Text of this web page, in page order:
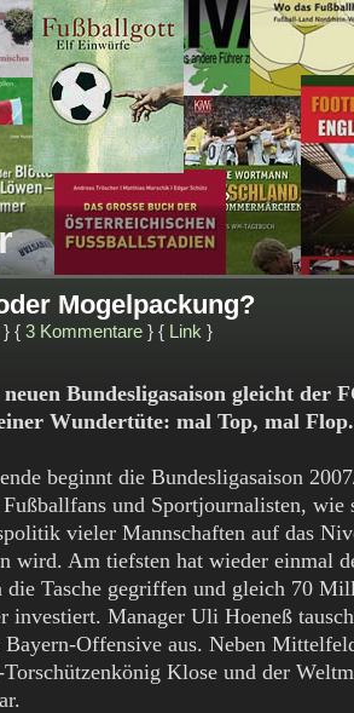
Mogelpackung?
} { 3 Kommentare } { Link }
Bundesligasaison gleicht der
Wundertüte: mal Top, mal Flop.
beginnt die Bundesligasaison
Fußballfans und Sportjournalisten, wie
vieler Mannschaften auf das
wird. Am tiefsten hat wieder einmal
die Tasche gegriffen und gleich 70
investiert. Manager Uli Hoeneß
Bayern-Offensive aus. Neben
Klose und der